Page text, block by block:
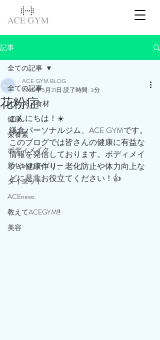
記事
全ての記事
オススメ食材
健康
栄養素
ボディメイク
新しいカテゴリー
ダイエット
ACEnews
教えてACEGYM‼️
美容
全ての記事
花粉症
ACE GYM BLOG
2025年5月21日 読了時間: 3分
こんにちは！☀️
鎌倉パーソナルジム、ACE GYMです。
このブログでは皆さんの健康に有益な
情報を発信しております。ボディメイ
クや健康作り、老化防止や体力向上な
どに是非お役立てください！👍